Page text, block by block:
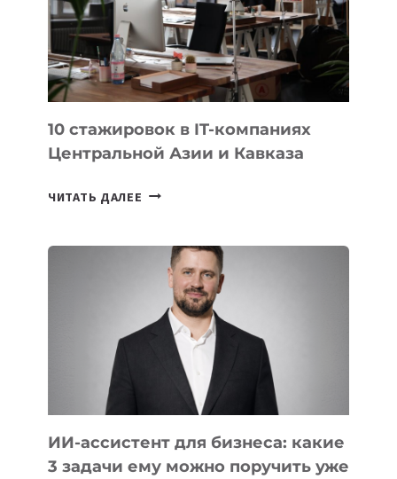
НА
МЕЖДУНАРОДНОЙ
ОЛИМПИАДЕ
ПО
ИИ
10 стажировок в IT-компаниях
Центральной Азии и Кавказа
ЧИТАТЬ ДАЛЕЕ 10
КОМПАНИЯХ
ЦЕНТРАЛЬНОЙ
АЗИИ
КАВКАЗА
ИИ-ассистент для бизнеса: какие
3 задачи ему можно поручить уже